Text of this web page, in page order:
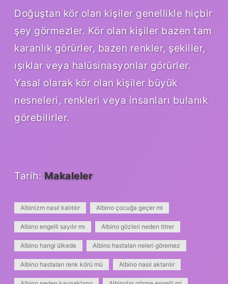
Doğuştan kör olan kişiler genellikle hiçbir
şey görmezler. Kör olan kişiler bazen tam
karanlık görürler, bazen renkler, şekiller,
ışıklar veya halüsinasyonlar görürler.
Yasal olarak kör olan kişiler büyük
nesneleri, renkleri veya insanları bulanık
görebilirler.
Tarih: Makaleler
Albinizm nasıl kalıtılır Albino çocuğa geçer mi
Albino engelli sayılır mı Albino gözleri neden titrer
Albino hangi ülkede Albino hastaları neleri göremez
Albino hastaları renk körü mü Albino nasıl aktarılır